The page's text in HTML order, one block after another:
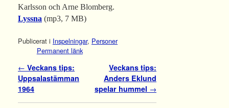
Karlsson och Arne Blomberg.
Lyssna (mp3, 7 MB)
Publicerat i Inspelningar, Personer
Permanent länk
Inläggsnavigering
← Veckans tips:
Uppsalastämman
1964
Veckans tips:
Anders Eklund
spelar hummel →